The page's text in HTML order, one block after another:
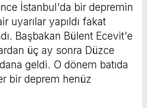
İstanbul'da bir depremin
uyarılar yapıldı fakat
Başbakan Bülent Ecevit'e
üç ay sonra Düzce
geldi. O dönem batıda
bir deprem henüz